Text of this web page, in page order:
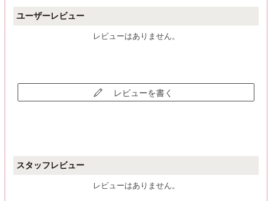
ユーザーレビュー
レビューはありません。
レビューを書く
スタッフレビュー
レビューはありません。